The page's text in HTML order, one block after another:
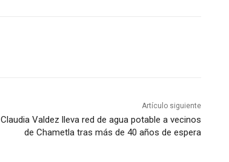
Artículo siguiente
Claudia Valdez lleva red de agua potable a vecinos
de Chametla tras más de 40 años de espera